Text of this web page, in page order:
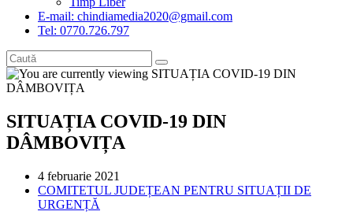
E-mail: chindiamedia2020@gmail.com
Tel: 0770.726.797
SITUAȚIA COVID-19 DIN
DÂMBOVIȚA
Post
published:
4 februarie 2021
Post
category:
COMITETUL JUDEȚEAN PENTRU SITUAȚII DE
URGENȚĂ